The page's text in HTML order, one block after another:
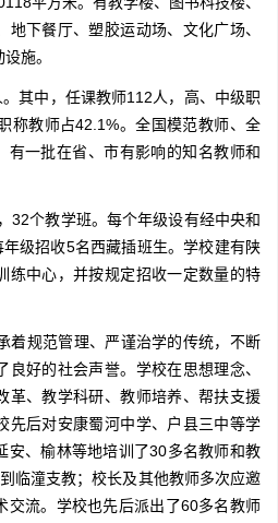
下餐厅、塑胶运动场、文化广场、
施。
其中，任课教师112人，高、中级职
称教师占42.1%。全国模范教师、全
有一批在省、市有影响的知名教师和
个教学班。每个年级设有经中央和
年级招收5名西藏插班生。学校建有陕
练中心，并按规定招收一定数量的特
规范管理、严谨治学的传统，不断
好的社会声誉。学校在思想理念、
革、教学科研、教师培养、帮扶支援
先后对安康蜀河中学、户县三中等学
安、榆林等地培训了30多名教师和教
临潼支教；校长及其他教师多次应邀
交流。学校也先后派出了60多名教师